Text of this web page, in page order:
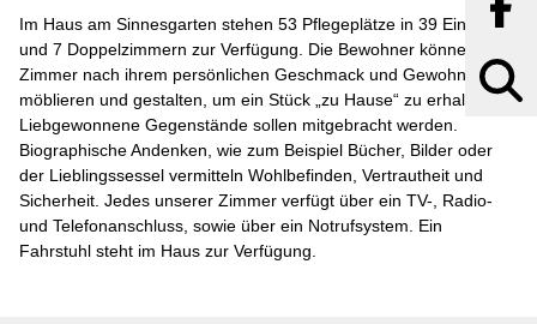
Im Haus am Sinnesgarten stehen 53 Pflegeplätze in 39 Einzel-
und 7 Doppelzimmern zur Verfügung. Die Bewohner können ihre
Zimmer nach ihrem persönlichen Geschmack und Gewohnheiten
möblieren und gestalten, um ein Stück „zu Hause“ zu erhalten.
Liebgewonnene Gegenstände sollen mitgebracht werden.
Biographische Andenken, wie zum Beispiel Bücher, Bilder oder
der Lieblingssessel vermitteln Wohlbefinden, Vertrautheit und
Sicherheit. Jedes unserer Zimmer verfügt über ein TV-, Radio-
und Telefonanschluss, sowie über ein Notrufsystem. Ein
Fahrstuhl steht im Haus zur Verfügung.